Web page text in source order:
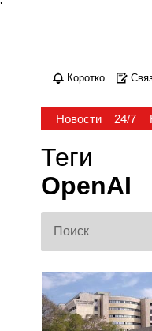
'
Коротко
Новости 24/7
Теги
OpenAI